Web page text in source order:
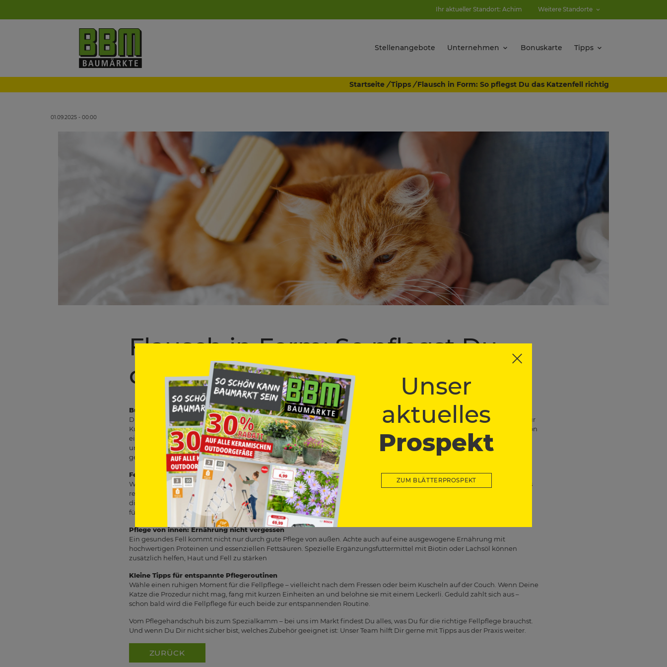
Unser
aktuelles
Prospekt
ZUM BLÄTTERPROSPEKT
Ihr aktueller Standort: Achim Weitere Standorte
Stellenangebote Unternehmen Bonuskarte Tipps
Startseite / Tipps / Flausch in Form: So pflegst Du das Katzenfell richtig
01.09.2025 - 00:00
Flausch in Form: So pflegst Du
das Katzenfell richtig
Bürsten – aber richtig
Die meisten Katzen genießen das Bürsten, wenn man sich langsam herantastet und die richtigen Werkzeuge verwendet. Für
Kurzhaarkatzen reicht oft eine weiche Gummibürste oder ein Handschuh mit Massagenoppen, während Langhaarkatzen von
einer Zupfbürste oder einem Kamm mit drehbaren Zinken profitieren. So entfernst Du lose Haare, beugst Verfilzungen vor
und regst gleichzeitig die Durchblutung der Haut an. In unserem Markt findest Du eine große Auswahl an Pflegebürsten –
gerne zeigen wir Dir, welche sich für Deinen Stubentiger am besten eignet.
Fellwechsel? Jetzt besonders gründlich
Während des Fellwechsels – typischerweise im Frühjahr und Herbst – solltest Du Deine Katze am besten täglich bürsten. Das
reduziert die Haarmenge in der Wohnung und verhindert, dass Deine Katze zu viele Haare beim Putzen verschluckt. Denn
diese können zu unangenehmen Haarballen führen, die sie wieder erbrechen muss – oder die zu Verdauungsproblemen
führen können.
Pflege von innen: Ernährung nicht vergessen
Ein gesundes Fell kommt nicht nur durch gute Pflege von außen. Achte auch auf eine ausgewogene Ernährung mit
hochwertigen Proteinen und essenziellen Fettsäuren. Spezielle Ergänzungsfuttermittel mit Biotin oder Lachsöl können
zusätzlich helfen, Haut und Fell zu stärken
Kleine Tipps für entspannte Pflegeroutinen
Wähle einen ruhigen Moment für die Fellpflege – vielleicht nach dem Fressen oder beim Kuscheln auf der Couch. Wenn Deine
Katze die Prozedur nicht mag, fang mit kurzen Einheiten an und belohne sie mit einem Leckerli. Geduld zahlt sich aus –
schon bald wird die Fellpflege für euch beide zur entspannenden Routine.
Vom Pflegehandschuh bis zum Spezialkamm – bei uns im Markt findest Du alles, was Du für die richtige Fellpflege brauchst.
Und wenn Du Dir nicht sicher bist, welches Zubehör geeignet ist: Unser Team hilft Dir gerne mit Tipps aus der Praxis weiter.
ZURÜCK